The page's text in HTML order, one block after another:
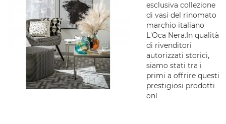
esclusiva collezione
di vasi del rinomato
marchio italiano
L'Oca Nera.In qualità
di rivenditori
autorizzati storici,
siamo stati tra i
primi a offrire questi
prestigiosi prodotti
onl